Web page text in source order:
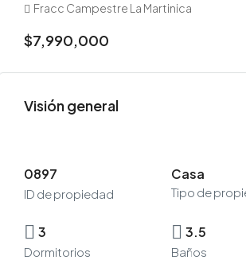
Fracc Campestre La Martinica
$7,990,000
Visión general
0897
ID de propiedad
Casa
Tipo de
3
Dormitorios
3.5
Baños